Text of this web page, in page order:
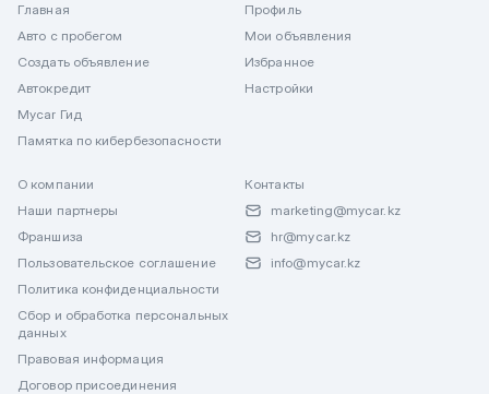
Главная
Авто с пробегом
Создать объявление
Автокредит
Mycar Гид
Памятка по кибербезопасности
Профиль
Мои объявления
Избранное
Настройки
О компании
Наши партнеры
Франшиза
Пользовательское соглашение
Политика конфиденциальности
Сбор и обработка персональных
данных
Правовая информация
Договор присоединения
Контакты
marketing@mycar.kz
hr@mycar.kz
info@mycar.kz